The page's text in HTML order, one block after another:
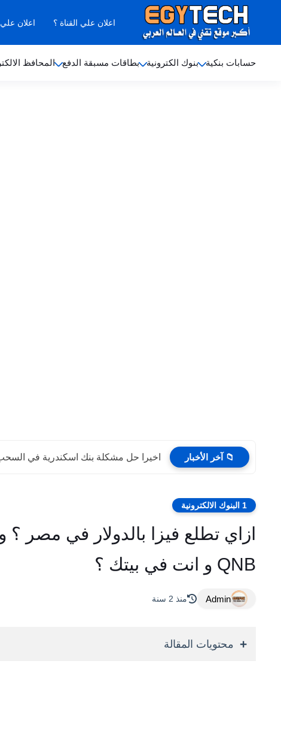
اعلان علي القناة ؟ اعلان
حسابات بنكية بنوك الكترونية بطاقات مسبقة الدفع المحافظ
📁 آخر الأخبار اخيرا حل مشكلة بنك اسكندرية في
1 البنوك الالكترونية
QNB و انت في بيتك ؟
Admin منذ 2 سنة
محتويات المقالة